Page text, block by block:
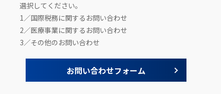
選択してください。
1／国際税務に関するお問い合わせ
2／医療事業に関するお問い合わせ
3／その他のお問い合わせ
お問い合わせフォーム